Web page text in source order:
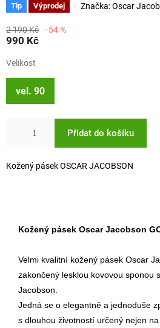
Tip Výprodej Značka:Oscar
2 190 Kč –54 %
990 Kč
Velikost
vel. 90
Přidat do košíku
Kožený pásek OSCAR JACOBSON
Kožený pásek Oscar Jacobson
Velmi kvalitní kožený pásek Oscar
zakončený lesklou kovovou sponou
Jacobson.
Jedná se o elegantně a jednoduše
s dlouhou životností určený nejen